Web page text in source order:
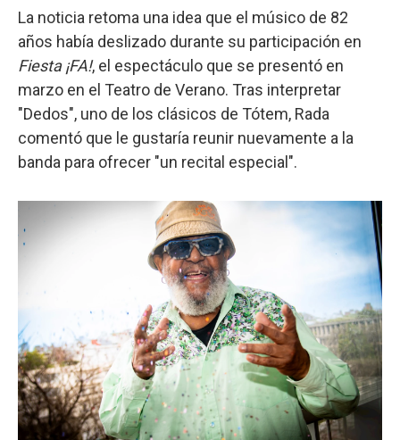
La noticia retoma una idea que el músico de 82
años había deslizado durante su participación en
Fiesta ¡FA!, el espectáculo que se presentó en
marzo en el Teatro de Verano. Tras interpretar
"Dedos", uno de los clásicos de Tótem, Rada
comentó que le gustaría reunir nuevamente a la
banda para ofrecer "un recital especial".